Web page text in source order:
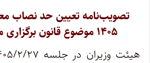
تصویب‌نامه تعیین حد نصاب
۱۴۰۵ موضوع قانون برگزاری مناقصات